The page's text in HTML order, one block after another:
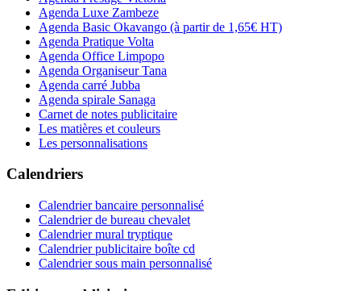
Agenda Luxe Zambeze
Agenda Basic Okavango (à partir de 1,65€ HT)
Agenda Pratique Volta
Agenda Office Limpopo
Agenda Organiseur Tana
Agenda carré Jubba
Agenda spirale Sanaga
Carnet de notes publicitaire
Les matières et couleurs
Les personnalisations
Calendriers
Calendrier bancaire personnalisé
Calendrier de bureau chevalet
Calendrier mural tryptique
Calendrier publicitaire boîte cd
Calendrier sous main personnalisé